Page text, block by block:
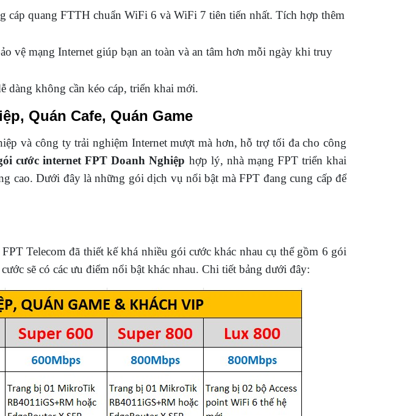
cáp quang FTTH chuẩn WiFi 6 và WiFi 7 tiên tiến nhất. Tích hợp thêm
vệ mạng Internet giúp bạn an toàn và an tâm hơn mỗi ngày khi truy
dàng không cần kéo cáp, triển khai mới.
Quán Cafe, Quán Game
và công ty trải nghiệm Internet mượt mà hơn, hỗ trợ tối đa cho công
cước internet FPT Doanh Nghiệp hợp lý, nhà mạng FPT triển khai
cao. Dưới đây là những gói dịch vụ nổi bật mà FPT đang cung cấp để
Telecom đã thiết kế khá nhiều gói cước khác nhau cụ thể gồm 6 gói
sẽ có các ưu điểm nổi bật khác nhau. Chi tiết bảng dưới đây: